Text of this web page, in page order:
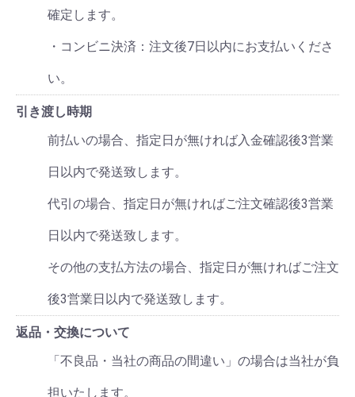
確定します。
・コンビニ決済：注文後7日以内にお支払いくださ
い。
引き渡し時期
前払いの場合、指定日が無ければ入金確認後3営業
日以内で発送致します。
代引の場合、指定日が無ければご注文確認後3営業
日以内で発送致します。
その他の支払方法の場合、指定日が無ければご注文
後3営業日以内で発送致します。
返品・交換について
「不良品・当社の商品の間違い」の場合は当社が負
担いたします。